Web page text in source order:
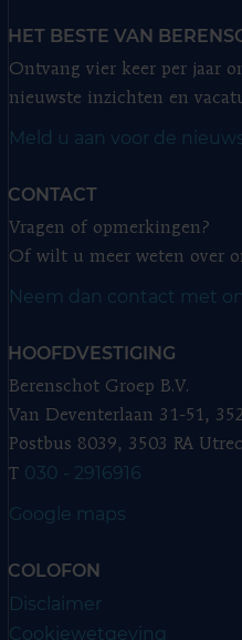
HET BESTE VAN
Ontvang vier keer per jaar
nieuwste inzichten en
Meld u aan voor de
CONTACT
Vragen of opmerkingen?
Of wilt u meer weten over
Neem dan contact met
HOOFDVESTIGING
Berenschot Groep B.V.
Van Deventerlaan 31-51,
Postbus 8039, 3503 RA
T 030 - 2916916
Google maps
COLOFON
Disclaimer
Cookiewetgeving